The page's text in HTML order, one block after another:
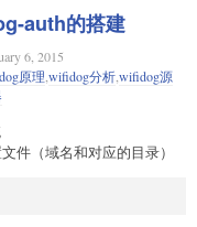
auth的搭建
6, 2015
原理 wifidog分析,wifidog源
件（域名和对应的目录）